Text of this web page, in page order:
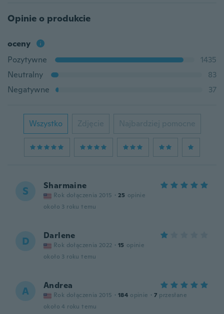
Opinie o produkcie
oceny
Pozytywne
1435
Neutralny
83
Negatywne
37
Wszystko Zdjęcie Najbardziej pomocne
S Sharmaine
Rok dołączenia 2015 · 25 opinie
około 3 roku temu
D Darlene
Rok dołączenia 2022 · 15 opinie
około 3 roku temu
A Andrea
Rok dołączenia 2015 · 184 opinie · 7 przesłane
około 4 roku temu